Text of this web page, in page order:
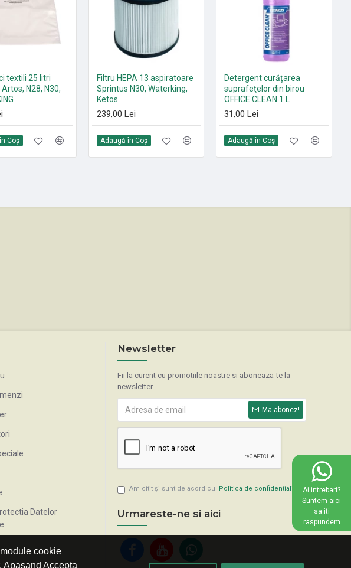
cookie
Accepta
poliester
mm - 530 mm
Set 10 saci textili 9 L
HEPA13 Sprintus FLOORY,
T11 EVO, MAXIMUS HEPA,
ERA EVO, ERA TEC
105,00 Lei
textili 25 litri
N28, N30,
Coş
Filtru HEPA 13 aspiratoare
Sprintus N30, Waterking,
Ketos
239,00 Lei
Adaugă în Coş
Detergent curățarea
suprafeţelor din birou
OFFICE CLEAN 1 L
31,00 Lei
Adaugă în Coş
Datelor
Newsletter
Fii la curent cu promotiile noastre si aboneaza-te la
newsletter
Ma abonez!
Am citit şi sunt de acord cu Politica de confidentialitate
Urmareste-ne si aici
Ai intrebari?
Suntem aici
sa iti
raspundem